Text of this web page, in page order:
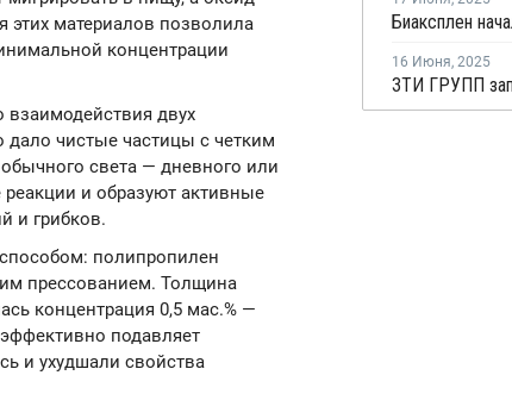
этих материалов позволила
концентрации
взаимодействия двух
дало чистые частицы с четким
света — дневного или
и образуют активные
и грибков.
полипропилен
прессованием. Толщина
концентрация 0,5 мас.% —
подавляет
и ухудшали свойства
16 Июня, 2025